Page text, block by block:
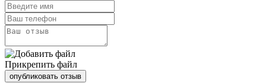
Прикрепить файл
опубликовать отзыв